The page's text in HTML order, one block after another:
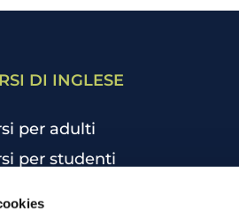
DI INGLESE
per adulti
per studenti